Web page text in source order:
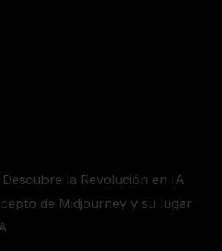
la Revolución en IA
de Midjourney y su lugar